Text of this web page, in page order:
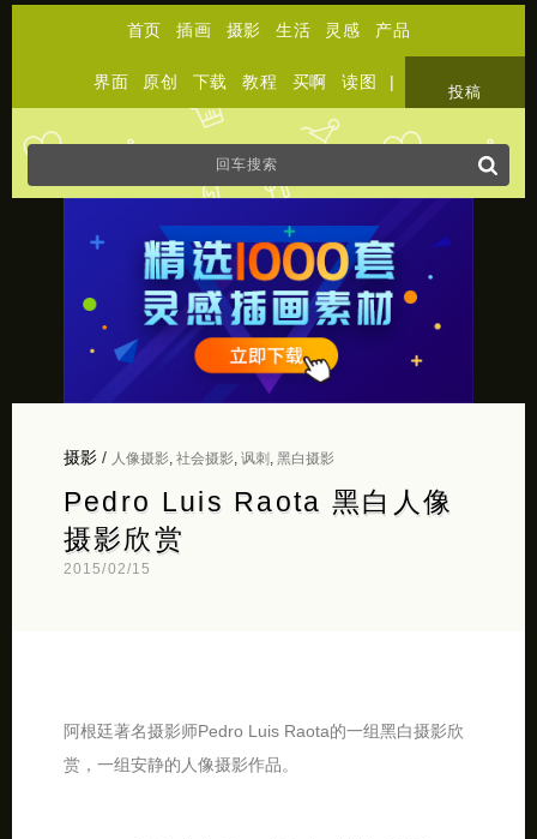
首页 插画 摄影 生活 灵感 产品
界面 原创 下载 教程 买啊 读图 |
投稿
摄影/ 人像摄影, 社会摄影, 讽刺 黑白摄影
Pedro Luis Raota 黑白人像
摄影欣赏
2015/02/15
阿根廷著名摄影师Pedro Luis Raota的一组黑白摄影欣
赏，一组安静的人像摄影作品。